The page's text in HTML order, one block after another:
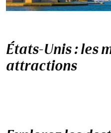
États-Unis : les
attractions